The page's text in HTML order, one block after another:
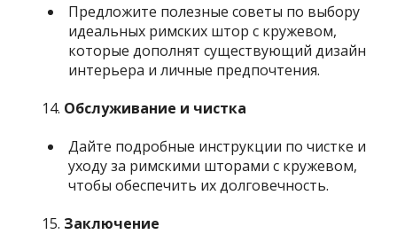
Предложите полезные советы по выбору
идеальных римских штор с кружевом,
которые дополнят существующий дизайн
интерьера и личные предпочтения.
Обслуживание и чистка
Дайте подробные инструкции по чистке и
уходу за римскими шторами с кружевом,
чтобы обеспечить их долговечность.
Заключение